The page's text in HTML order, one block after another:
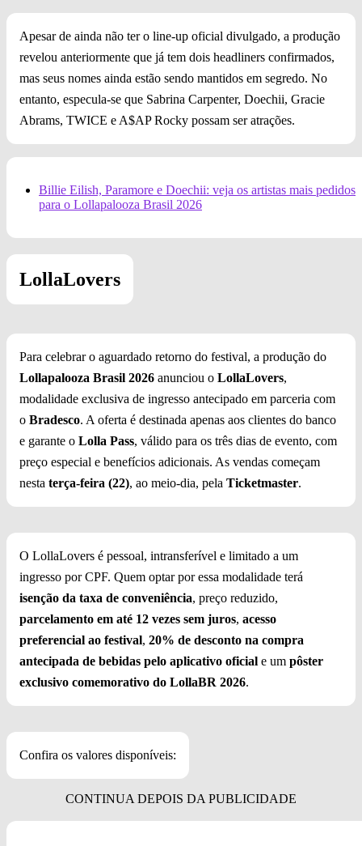
Apesar de ainda não ter o line-up oficial divulgado, a produção
revelou anteriormente que já tem dois headliners confirmados,
mas seus nomes ainda estão sendo mantidos em segredo. No
entanto, especula-se que Sabrina Carpenter, Doechii, Gracie
Abrams, TWICE e A$AP Rocky possam ser atrações.
Billie Eilish, Paramore e Doechii: veja os artistas mais pedidos
para o Lollapalooza Brasil 2026
LollaLovers
Para celebrar o aguardado retorno do festival, a produção do
Lollapalooza Brasil 2026 anunciou o LollaLovers,
modalidade exclusiva de ingresso antecipado em parceria com
o Bradesco. A oferta é destinada apenas aos clientes do banco
e garante o Lolla Pass, válido para os três dias de evento, com
preço especial e benefícios adicionais. As vendas começam
nesta terça-feira (22), ao meio-dia, pela Ticketmaster.
O LollaLovers é pessoal, intransferível e limitado a um
ingresso por CPF. Quem optar por essa modalidade terá
isenção da taxa de conveniência, preço reduzido,
parcelamento em até 12 vezes sem juros, acesso
preferencial ao festival, 20% de desconto na compra
antecipada de bebidas pelo aplicativo oficial e um pôster
exclusivo comemorativo do LollaBR 2026.
Confira os valores disponíveis: